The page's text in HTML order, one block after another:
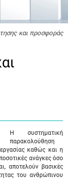
και προσφοράς
Η συστηματική
παρακολούθηση
καθώς και η
ανάγκες όσο
αποτελούν βασικές
του ανθρώπινου